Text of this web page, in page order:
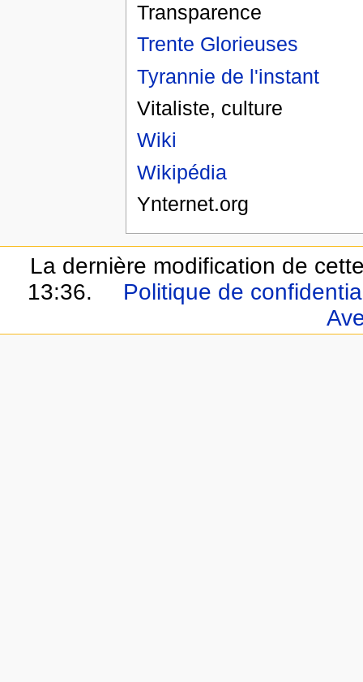
Transparence
Trente Glorieuses
Tyrannie de l'instant
Vitaliste, culture
Wiki
Wikipédia
Ynternet.org
La dernière modification de
13:36.
Politique de